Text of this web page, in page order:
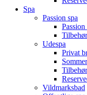
Spa
Passion spa
Passion
Udespa
Privat
Vildmarksbad